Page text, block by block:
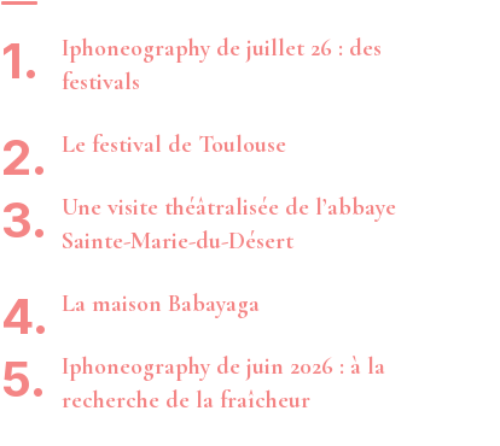
Iphoneography de juillet 26 : des
festivals
Le festival de Toulouse
Une visite théâtralisée de l’abbaye
Sainte-Marie-du-Désert
La maison Babayaga
Iphoneography de juin 2026 : à la
recherche de la fraîcheur